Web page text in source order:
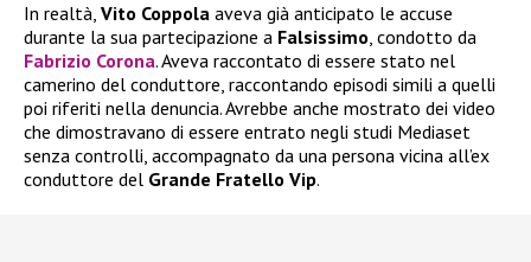
In realtà, Vito Coppola aveva già anticipato le accuse
durante la sua partecipazione a Falsissimo, condotto da
Fabrizio Corona. Aveva raccontato di essere stato nel
camerino del conduttore, raccontando episodi simili a quelli
poi riferiti nella denuncia. Avrebbe anche mostrato dei video
che dimostravano di essere entrato negli studi Mediaset
senza controlli, accompagnato da una persona vicina all’ex
conduttore del Grande Fratello Vip.